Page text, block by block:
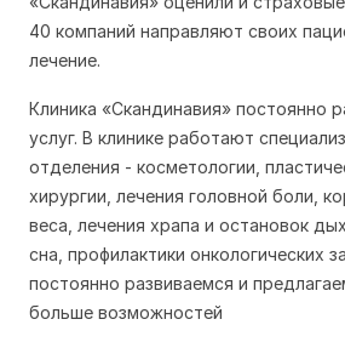
40 компаний направляют своих
лечение.
Клиника «Скандинавия» постоянно
услуг. В клинике работают
отделения - косметологии,
хирургии лечения головной боли
веса лечения храпа и остановок
сна профилактики онкологических
постоянно развиваемся и
больше возможностей